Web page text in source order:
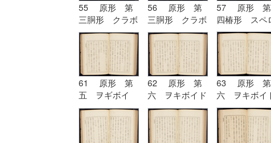
55 原形 第
三胴形 クラボ
イド
56 原形 第
三胴形 クラボ
イド| 原形
第四椿形 スペ
ロイド
57 原形 第
四椿形 スペ
イド
61 原形 第
五 ヲギボイ
ド| 原形 第
六 ヲキボイド
62 原形 第
六 ヲキボイド
63 原形 第
六 ヲキボイ